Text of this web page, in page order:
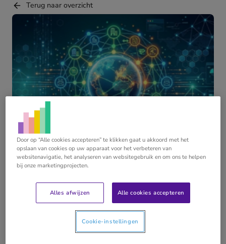
in
Terug naar overzicht
25 juni 2026
Waarom Peppol stagneert in het MKB (en
INTERVIEW ONDERZOEK
Door op “Alle cookies accepteren” te klikken gaat u akkoord met het
opslaan van cookies op uw apparaat voor het verbeteren van
websitenavigatie, het analyseren van websitegebruik en om ons te helpen
bij onze marketingprojecten.
Alles afwijzen Alle cookies accepteren
Cookie-instellingen